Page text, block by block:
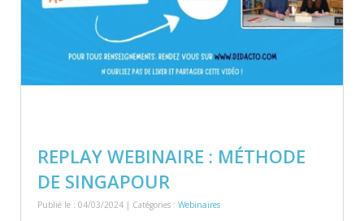
REPLAY WEBINAIRE : MÉTHODE
DE SINGAPOUR
Publié le : 04/03/2024 | Catégories : Webinaires